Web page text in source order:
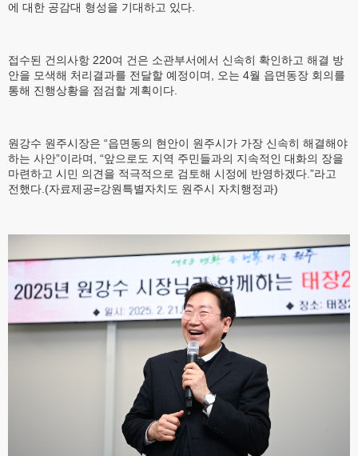
에 대한 공감대 형성을 기대하고 있다.
접수된 건의사항 220여 건은 소관부서에서 신속히 확인하고 해결 방
안을 모색해 처리결과를 전달할 예정이며, 오는 4월 읍면동장 회의를
통해 진행상황을 점검할 계획이다.
원강수 원주시장은 “읍면동의 현안이 원주시가 가장 신속히 해결해야
하는 사안”이라며, “앞으로도 지역 주민들과의 지속적인 대화의 장을
마련하고 시민 의견을 적극적으로 검토해 시정에 반영하겠다.”라고
전했다.(자료제공=강원특별자치도 원주시 자치행정과)